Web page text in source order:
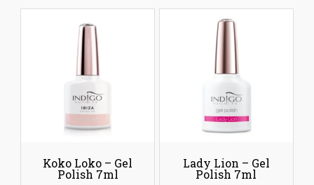
Koko Loko – Gel
Polish 7ml
Lady Lion – Gel
Polish 7ml